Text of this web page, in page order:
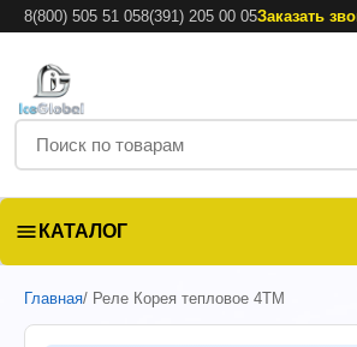
8(800) 505 51 058(391) 205 00 05Заказать
КАТАЛОГ
Главная/ Реле Корея тепловое 4ТМ